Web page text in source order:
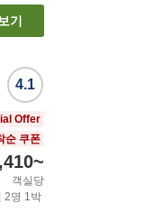
기
4.1
Offer
순 쿠폰
~
객실당
2명 1박